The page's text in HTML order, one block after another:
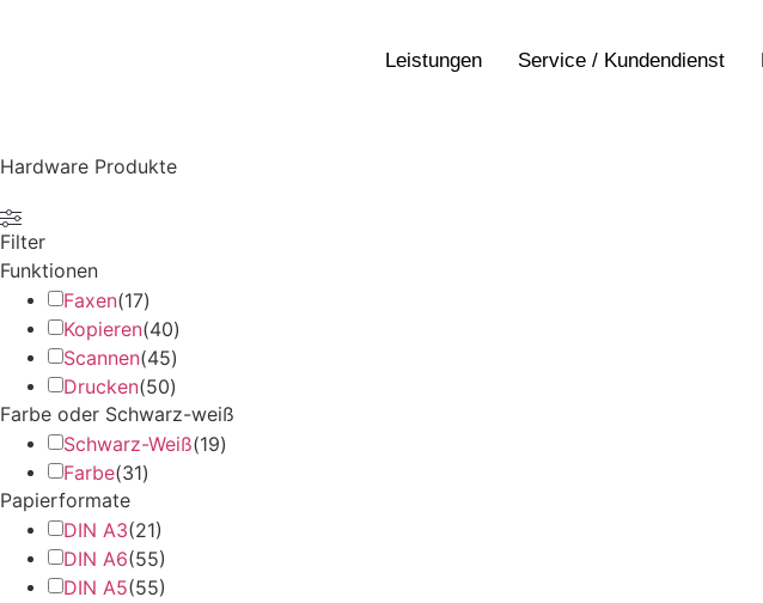
Leistungen Service / Kundendienst
Hardware Produkte
Filter
Funktionen
Faxen(17)
Kopieren(40)
Scannen(45)
Drucken(50)
Farbe oder Schwarz-weiß
Schwarz-Weiß(19)
Farbe(31)
Papierformate
DIN A3(21)
DIN A6(55)
DIN A5(55)